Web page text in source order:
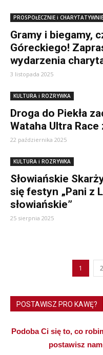
PROSPOŁECZNIE i CHARYTATYWNIE
Gramy i biegamy,
Góreckiego!
wydarzenia
3 listopada 2025
KULTURA i ROZRYWKA
Droga do Piekła
Wataha Ultra
22 października 2025
KULTURA i ROZRYWKA
Słowiańskie
się festyn „Pani z
słowiańskie”
25 sierpnia 2025
1 2
POSTAWISZ PRO KAWĘ?
Podoba Ci się to, co
postawisz